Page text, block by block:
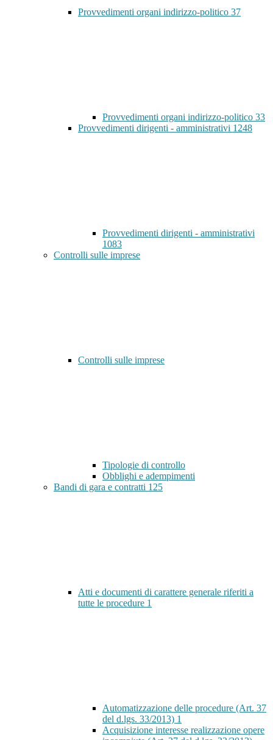
Provvedimenti organi indirizzo-politico 37
Provvedimenti organi indirizzo-politico 33
Provvedimenti dirigenti - amministrativi 1248
Provvedimenti dirigenti - amministrativi
1083
Controlli sulle imprese
Controlli sulle imprese
Tipologie di controllo
Obblighi e adempimenti
Bandi di gara e contratti 125
Atti e documenti di carattere generale riferiti a
tutte le procedure 1
Automatizzazione delle procedure (Art. 37
del d.lgs. 33/2013) 1
Acquisizione interesse realizzazione opere